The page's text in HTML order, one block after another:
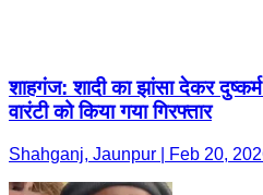
शाहगंज: शादी का झांसा देकर
वारंटी को किया गया गिरफ्तार
Shahganj, Jaunpur | Feb 20,